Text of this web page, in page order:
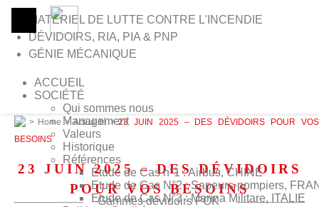
MATÈRIEL DE LUTTE CONTRE L'INCENDIE
DÉVIDOIRS, RIA, PIA & PNP
GÉNIE MÉCANIQUE
ACCUEIL
SOCIÉTÉ
Qui sommes nous
Management
Valeurs
Historique
Références
Etude de Cas n°1 : Airbus, CHINE
Etude de Cas N°2 : Sapeurs-pompiers,
Etude de Cas N°3 : Marina Militare, ITALIE
> Home > Actualité > 23 JUIN 2025 – DES DÉVIDOIRS POUR VOS
BESOINS
23 JUIN 2025 – DES DÉVIDOIRS
POUR VOS BESOINS
Gammes dévidoirs POK